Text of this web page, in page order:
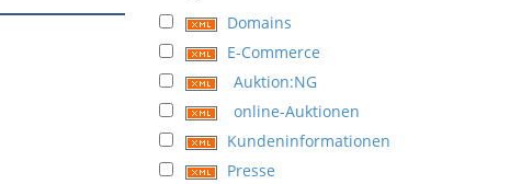
Domains
E-Commerce
Auktion:NG
online-Auktionen
Kundeninformationen
Presse